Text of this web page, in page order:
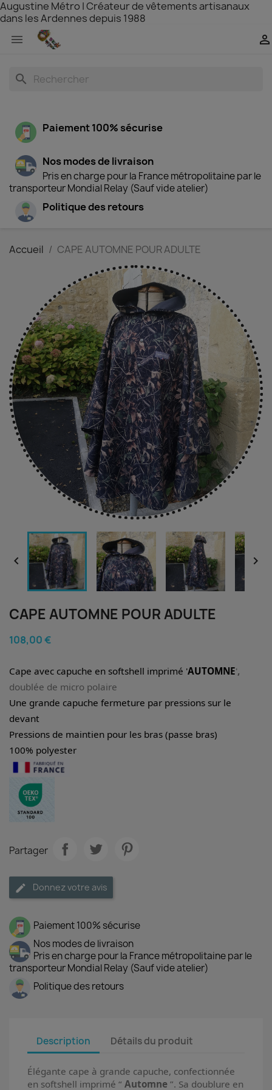
Augustine Métro | Créateur de vêtements artisanaux
dans les Ardennes depuis 1988
 
search
Paiement 100% sécurise
Nos modes de livraison
Pris en charge pour la France métropolitaine par le
transporteur Mondial Relay (Sauf vide atelier)
Politique des retours
Accueil CAPE AUTOMNE POUR ADULTE
 
CAPE AUTOMNE POUR ADULTE
108,00 €
Cape avec capuche en softshell imprimé 'AUTOMNE',
doublée de micro polaire
Une grande capuche fermeture par pressions sur le
devant
Pressions de maintien pour les bras (passe bras)
100% polyester
Partager
Donnez votre avis
Paiement 100% sécurise
Nos modes de livraison
Pris en charge pour la France métropolitaine par le
transporteur Mondial Relay (Sauf vide atelier)
Politique des retours
Description Détails du produit
Élégante cape à grande capuche, confectionnée
en softshell imprimé “ Automne ”. Sa doublure en